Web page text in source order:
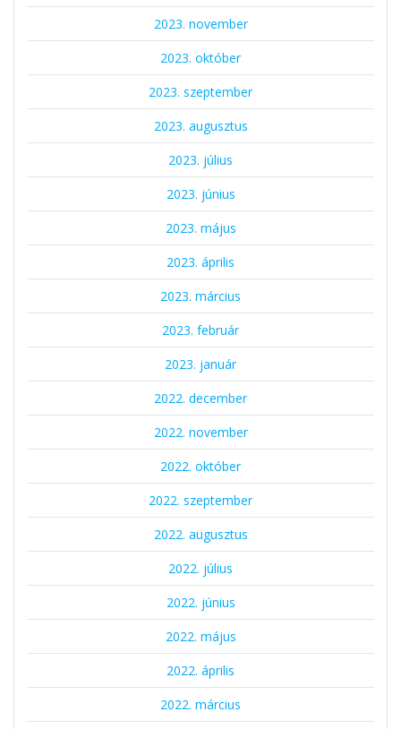
2023. november
2023. október
2023. szeptember
2023. augusztus
2023. július
2023. június
2023. május
2023. április
2023. március
2023. február
2023. január
2022. december
2022. november
2022. október
2022. szeptember
2022. augusztus
2022. július
2022. június
2022. május
2022. április
2022. március